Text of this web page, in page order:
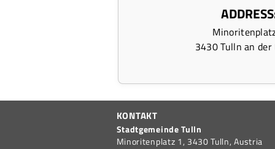
3430 Tulln an der
KONTAKT
Stadtgemeinde Tulln
Minoritenplatz 1, 3430 Tulln, Austria